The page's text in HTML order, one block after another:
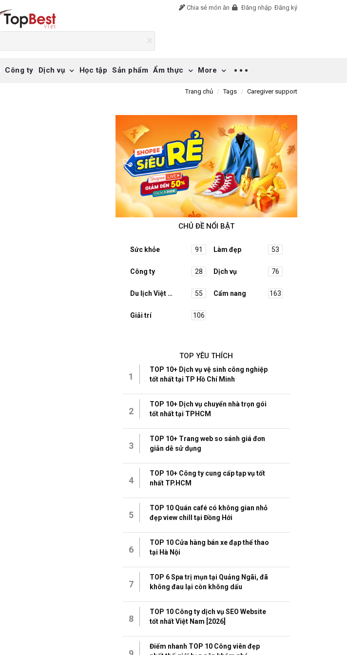
Chia sẻ món ăn Đăng nhập Đăng ký
Công ty Dịch vụ Học tập Sản phẩm Ẩm thực More
Trang chủ Tags Caregiver support
CHỦ ĐỀ NỔI BẬT
Sức khỏe 91 Làm đẹp 53
Công ty 28 Dịch vụ 76
Du lịch Việt Nam 55 Cẩm nang 163
Giải trí 106
TOP YÊU THÍCH
1
TOP 10+ Dịch vụ vệ sinh công nghiệp
tốt nhất tại TP Hồ Chí Minh
2
TOP 10+ Dịch vụ chuyển nhà trọn gói
tốt nhất tại TPHCM
3
TOP 10+ Trang web so sánh giá đơn
giản dễ sử dụng
4
TOP 10+ Công ty cung cấp tạp vụ tốt
nhất TP.HCM
5
TOP 10 Quán café có không gian nhỏ
đẹp view chill tại Đồng Hới
6
TOP 10 Cửa hàng bán xe đạp thể thao
tại Hà Nội
7
TOP 6 Spa trị mụn tại Quảng Ngãi, đã
không đau lại còn không dấu
8
TOP 10 Công ty dịch vụ SEO Website
tốt nhất Việt Nam [2026]
Điểm nhanh TOP 10 Công viên đẹp